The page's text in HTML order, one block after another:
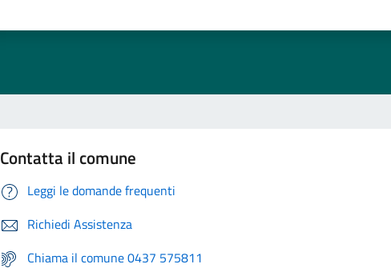
Contatta il comune
Leggi le domande frequenti
Richiedi Assistenza
Chiama il comune 0437 575811